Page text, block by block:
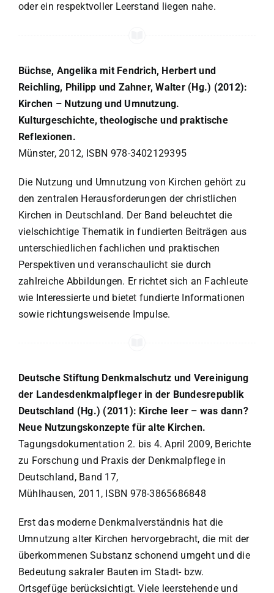
oder ein respektvoller Leerstand liegen nahe.
Büchse, Angelika mit Fendrich, Herbert und
Reichling, Philipp und Zahner, Walter (Hg.) (2012):
Kirchen – Nutzung und Umnutzung.
Kulturgeschichte, theologische und praktische
Reflexionen.
Münster, 2012, ISBN 978-3402129395
Die Nutzung und Umnutzung von Kirchen gehört zu
den zentralen Herausforderungen der christlichen
Kirchen in Deutschland. Der Band beleuchtet die
vielschichtige Thematik in fundierten Beiträgen aus
unterschiedlichen fachlichen und praktischen
Perspektiven und veranschaulicht sie durch
zahlreiche Abbildungen. Er richtet sich an Fachleute
wie Interessierte und bietet fundierte Informationen
sowie richtungsweisende Impulse.
Deutsche Stiftung Denkmalschutz und Vereinigung
der Landesdenkmalpfleger in der Bundesrepublik
Deutschland (Hg.) (2011): Kirche leer – was dann?
Neue Nutzungskonzepte für alte Kirchen.
Tagungsdokumentation 2. bis 4. April 2009, Berichte
zu Forschung und Praxis der Denkmalpflege in
Deutschland, Band 17,
Mühlhausen, 2011, ISBN 978-3865686848
Erst das moderne Denkmalverständnis hat die
Umnutzung alter Kirchen hervorgebracht, die mit der
überkommenen Substanz schonend umgeht und die
Bedeutung sakraler Bauten im Stadt- bzw.
Ortsgefüge berücksichtigt. Viele leerstehende und